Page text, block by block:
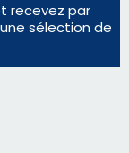
recevez par
sélection de